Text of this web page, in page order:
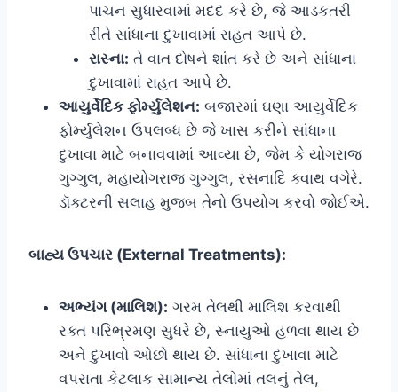
પાચન સુધારવામાં મદદ કરે છે, જે આડકતરી
રીતે સાંધાના દુખાવામાં રાહત આપે છે.
રાસ્ના: તે વાત દોષને શાંત કરે છે અને સાંધાના
દુખાવામાં રાહત આપે છે.
આયુર્વેદિક ફોર્મ્યુલેશન: બજારમાં ઘણા આયુર્વેદિક
ફોર્મ્યુલેશન ઉપલબ્ધ છે જે ખાસ કરીને સાંધાના
દુખાવા માટે બનાવવામાં આવ્યા છે, જેમ કે યોગરાજ
ગુગ્ગુલ, મહાયોગરાજ ગુગ્ગુલ, રસનાદિ ક્વાથ વગેરે.
ડૉક્ટરની સલાહ મુજબ તેનો ઉપયોગ કરવો જોઈએ.
બાહ્ય ઉપચાર (External Treatments):
અભ્યંગ (માલિશ): ગરમ તેલથી માલિશ કરવાથી
રક્ત પરિભ્રમણ સુધરે છે, સ્નાયુઓ હળવા થાય છે
અને દુખાવો ઓછો થાય છે. સાંધાના દુખાવા માટે
વપરાતા કેટલાક સામાન્ય તેલોમાં તલનું તેલ,